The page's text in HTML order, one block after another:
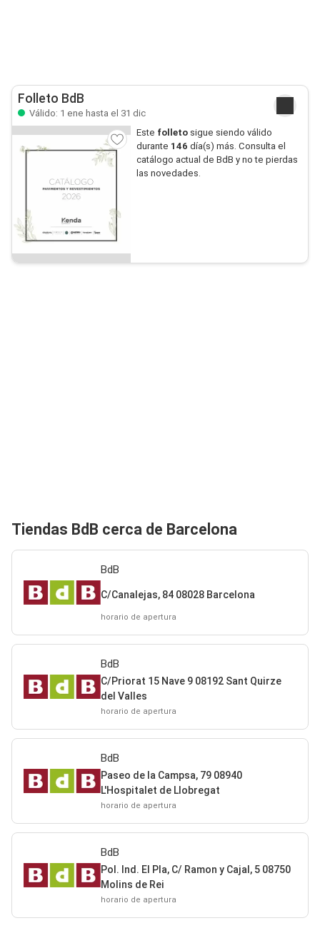
Folleto BdB
Válido: 1 ene hasta el 31 dic
Este folletosigue siendo válido
durante 146 día(s) más. Consulta el
catálogo actual de BdB y no te pierdas
las novedades.
Tiendas BdB cerca de Barcelona
BdB
C/Canalejas, 84 08028 Barcelona
horario de apertura
BdB
C/Priorat 15 Nave 9 08192 Sant Quirze
del Valles
horario de apertura
BdB
Paseo de la Campsa, 79 08940
L'Hospitalet de Llobregat
horario de apertura
BdB
Pol. Ind. El Pla, C/ Ramon y Cajal, 5 08750
Molins de Rei
horario de apertura